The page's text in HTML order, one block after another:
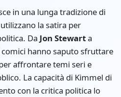
in una lunga tradizione di
la satira per
Da Jon Stewarta
hanno saputo sfruttare
affrontare temi seri e
La capacità di Kimmel di
con la critica politica lo